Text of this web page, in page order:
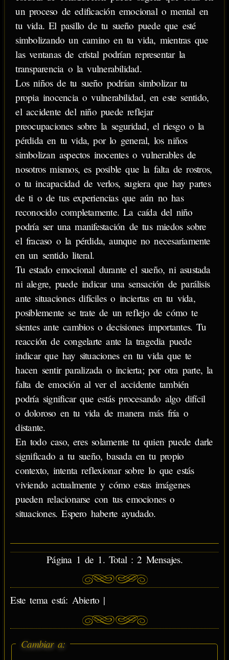
un proceso de edificación emocional o mental en
tu vida. El pasillo de tu sueño puede que esté
simbolizando un camino en tu vida, mientras que
las ventanas de cristal podrían representar la
transparencia o la vulnerabilidad.
Los niños de tu sueño podrían simbolizar tu
propia inocencia o vulnerabilidad, en este sentido,
el accidente del niño puede reflejar
preocupaciones sobre la seguridad, el riesgo o la
pérdida en tu vida, por lo general, los niños
simbolizan aspectos inocentes o vulnerables de
nosotros mismos, es posible que la falta de rostros,
o tu incapacidad de verlos, sugiera que hay partes
de ti o de tus experiencias que aún no has
reconocido completamente. La caída del niño
podría ser una manifestación de tus miedos sobre
el fracaso o la pérdida, aunque no necesariamente
en un sentido literal.
Tu estado emocional durante el sueño, ni asustada
ni alegre, puede indicar una sensación de parálisis
ante situaciones difíciles o inciertas en tu vida,
posiblemente se trate de un reflejo de cómo te
sientes ante cambios o decisiones importantes. Tu
reacción de congelarte ante la tragedia puede
indicar que hay situaciones en tu vida que te
hacen sentir paralizada o incierta; por otra parte, la
falta de emoción al ver el accidente también
podría significar que estás procesando algo difícil
o doloroso en tu vida de manera más fría o
distante.
En todo caso, eres solamente tu quien puede darle
significado a tu sueño, basada en tu propio
contexto, intenta reflexionar sobre lo que estás
viviendo actualmente y cómo estas imágenes
pueden relacionarse con tus emociones o
situaciones. Espero haberte ayudado.
Página 1 de 1. Total : 2 Mensajes.
Este tema está: Abierto |
Cambiar a: